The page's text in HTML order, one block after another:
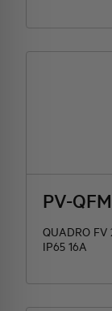
PV-
QUADRO FV
IP65 16A